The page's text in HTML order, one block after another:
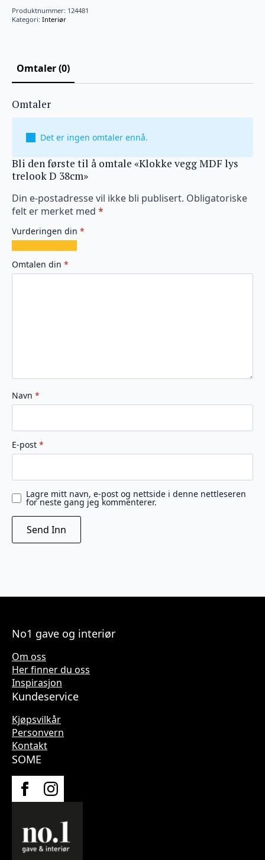
Produktnummer: 124481
Kategori: Interiør
Omtaler (0)
Omtaler
Det er ingen omtaler ennå.
Bli den første til å omtale «Klokke vegg MDF lys
trelook D 38cm»
Din e-postadresse vil ikke bli publisert. Obligatoriske
felt er merket med *
Vurderingen din *
av
5
av
5
av
5
av
5
av
5
Omtalen din *
Navn *
E-post *
Lagre mitt navn, e-post og nettside i denne nettleseren
for neste gang jeg kommenterer.
No1 gave og interiør
Om oss
Her finner du oss
Inspirasjon
Kundeservice
Kjøpsvilkår
Personvern
Kontakt
SOME